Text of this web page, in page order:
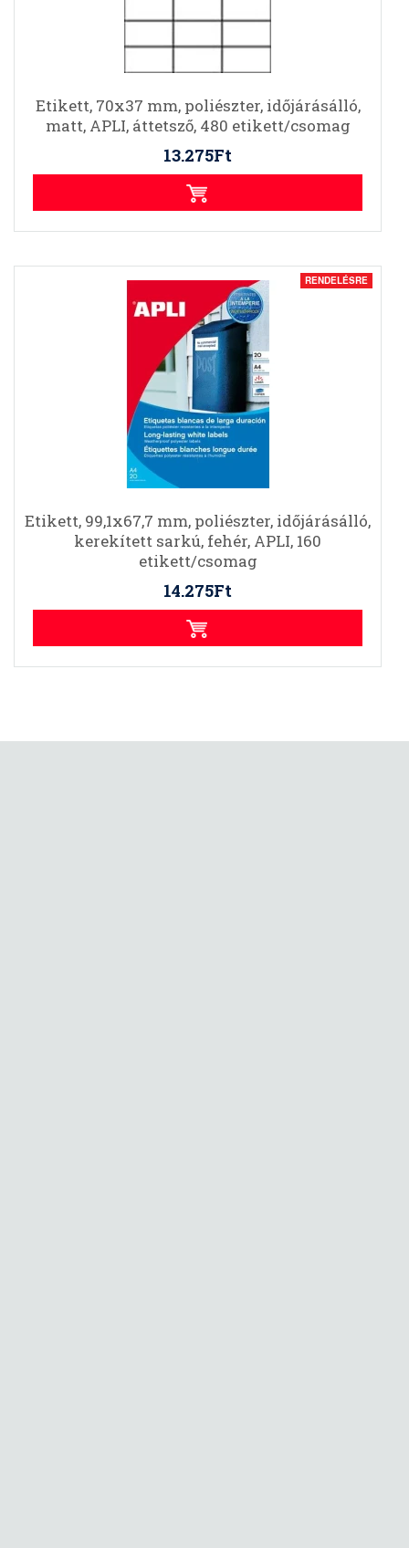
Etikett, 70x37 mm, poliészter, időjárásálló,
matt, APLI, áttetsző, 480 etikett/csomag
13.275Ft
RENDELÉSRE
Etikett, 99,1x67,7 mm, poliészter, időjárásálló,
kerekített sarkú, fehér, APLI, 160
etikett/csomag
14.275Ft